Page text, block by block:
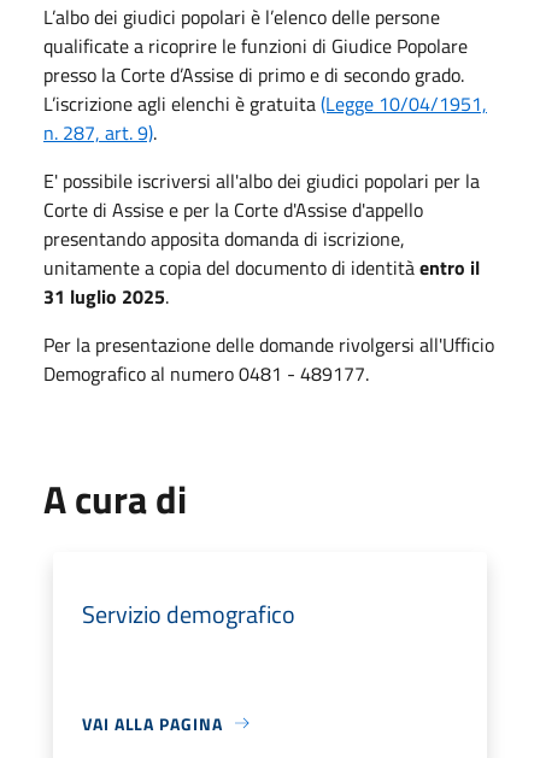
L’albo dei giudici popolari è l’elenco delle persone
qualificate a ricoprire le funzioni di Giudice Popolare
presso la Corte d’Assise di primo e di secondo grado.
L’iscrizione agli elenchi è gratuita(Legge 10/04/1951,
n. 287, art. 9).
E' possibile iscriversi all'albo dei giudici popolari per la
Corte di Assise e per la Corte d'Assise d'appello
presentando apposita domanda di iscrizione,
unitamente a copia del documento di identitàentro il
31 luglio 2025.
Per la presentazione delle domande rivolgersi all'Ufficio
Demografico al numero 0481 - 489177.
A cura di
Servizio demografico
VAI ALLA PAGINA